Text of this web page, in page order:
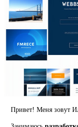
Привет! Меня зовут